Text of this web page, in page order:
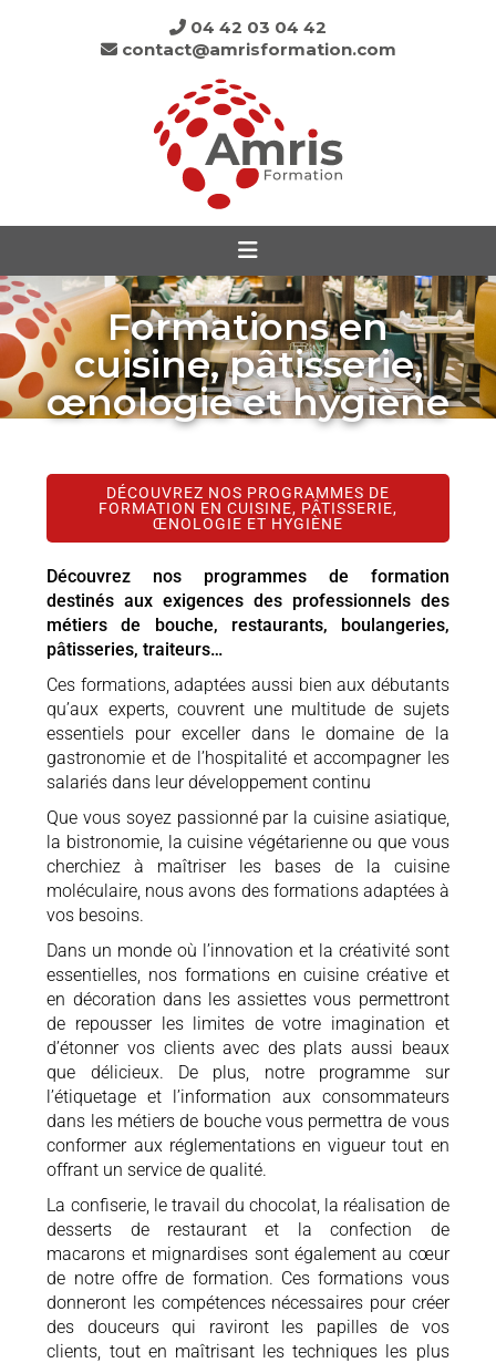
04 42 03 04 42
contact@amrisformation.com
Formations en
cuisine, pâtisserie,
œnologie et hygiène
DÉCOUVREZ NOS PROGRAMMES DE
FORMATION EN CUISINE, PÂTISSERIE,
ŒNOLOGIE ET HYGIÈNE
Découvrez nos programmes de formation
destinés aux exigences des professionnels des
métiers de bouche, restaurants, boulangeries,
pâtisseries, traiteurs…
Ces formations, adaptées aussi bien aux débutants
qu’aux experts, couvrent une multitude de sujets
essentiels pour exceller dans le domaine de la
gastronomie et de l’hospitalité et accompagner les
salariés dans leur développement continu
Que vous soyez passionné par la cuisine asiatique,
la bistronomie, la cuisine végétarienne ou que vous
cherchiez à maîtriser les bases de la cuisine
moléculaire, nous avons des formations adaptées à
vos besoins.
Dans un monde où l’innovation et la créativité sont
essentielles, nos formations en cuisine créative et
en décoration dans les assiettes vous permettront
de repousser les limites de votre imagination et
d’étonner vos clients avec des plats aussi beaux
que délicieux. De plus, notre programme sur
l’étiquetage et l’information aux consommateurs
dans les métiers de bouche vous permettra de vous
conformer aux réglementations en vigueur tout en
offrant un service de qualité.
La confiserie, le travail du chocolat, la réalisation de
desserts de restaurant et la confection de
macarons et mignardises sont également au cœur
de notre offre de formation. Ces formations vous
donneront les compétences nécessaires pour créer
des douceurs qui raviront les papilles de vos
clients, tout en maîtrisant les techniques les plus